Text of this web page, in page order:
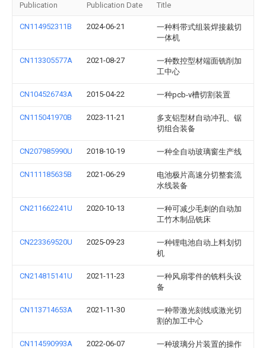
Publication Publication Date Title
CN114952311B 2024-06-21
一种料带式组装焊接裁切
一体机
CN113305577A 2021-08-27
一种数控型材端面铣削加
工中心
CN104526743A 2015-04-22 一种pcb-v槽切割装置
CN115041970B 2023-11-21
多支铝型材自动冲孔、锯
切组合装备
CN207985990U 2018-10-19 一种全自动玻璃窗生产线
CN111185635B 2021-06-29
电池极片高速分切整套流
水线装备
CN211662241U 2020-10-13
一种可减少毛刺的自动加
工竹木制品铣床
CN223369520U 2025-09-23
一种锂电池自动上料划切
机
CN214815141U 2021-11-23
一种风扇零件的铣料头设
备
CN113714653A 2021-11-30
一种带激光刻线或激光切
割的加工中心
CN114590993A 2022-06-07
一种玻璃分片装置的操作